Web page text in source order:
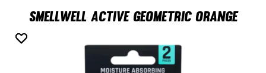
SmellWell Active Geometric Orange